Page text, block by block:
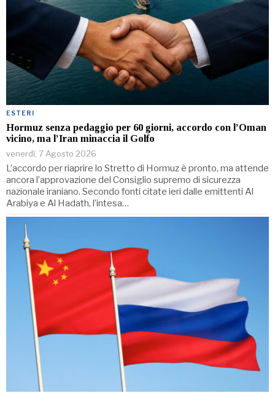
ESTERI
Hormuz senza pedaggio per 60 giorni, accordo con l’Oman
vicino, ma l’Iran minaccia il Golfo
venerdì, 7 Agosto 2026
L’accordo per riaprire lo Stretto di Hormuz è pronto, ma attende
ancora l’approvazione del Consiglio supremo di sicurezza
nazionale iraniano. Secondo fonti citate ieri dalle emittenti Al
Arabiya e Al Hadath, l’intesa…